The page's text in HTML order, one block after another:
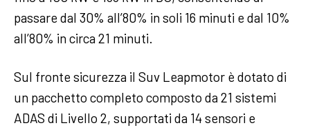
passare dal 30% all’80% in soli 16 minuti e dal 10%
all’80% in circa 21 minuti.
Sul fronte sicurezza il Suv Leapmotor è dotato di
un pacchetto completo composto da 21 sistemi
ADAS di Livello 2, supportati da 14 sensori e